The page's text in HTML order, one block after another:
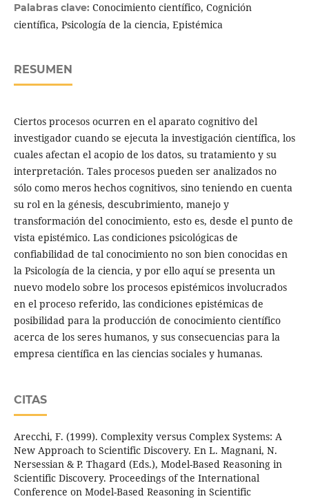
Palabras clave: Conocimiento científico, Cognición
científica, Psicología de la ciencia, Epistémica
RESUMEN
Ciertos procesos ocurren en el aparato cognitivo del
investigador cuando se ejecuta la investigación científica, los
cuales afectan el acopio de los datos, su tratamiento y su
interpretación. Tales procesos pueden ser analizados no
sólo como meros hechos cognitivos, sino teniendo en cuenta
su rol en la génesis, descubrimiento, manejo y
transformación del conocimiento, esto es, desde el punto de
vista epistémico. Las condiciones psicológicas de
confiabilidad de tal conocimiento no son bien conocidas en
la Psicología de la ciencia, y por ello aquí se presenta un
nuevo modelo sobre los procesos epistémicos involucrados
en el proceso referido, las condiciones epistémicas de
posibilidad para la producción de conocimiento científico
acerca de los seres humanos, y sus consecuencias para la
empresa científica en las ciencias sociales y humanas.
CITAS
Arecchi, F. (1999). Complexity versus Complex Systems: A
New Approach to Scientific Discovery. En L. Magnani, N.
Nersessian & P. Thagard (Eds.), Model-Based Reasoning in
Scientific Discovery. Proceedings of the International
Conference on Model-Based Reasoning in Scientific